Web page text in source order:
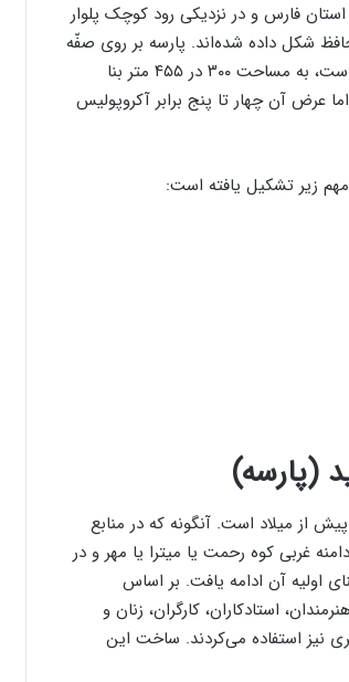
شرقی شیراز در استان فارس و در نزدیکی رود کوچک پلوار
شکل داده شده‌اند. پارسه بر روی صفّه
یا سکوی سنگی که ارتفاع آن بین ۸ تا ۱۸ متر بالاتر از سطح جلگهٔ مردوشت است، به مساحت ۳۰۰ در ۴۵۵ متر بنا
عرض آن چهار تا پنج برابر آکروپولیس
قدیمی‌ترین بخش پارسه بر پایهٔ یافته‌های باستان‌شناسی مربوط به سال ۵۱۵ پیش از میلاد است. آنگونه که در منابع
ساخت پارسه در حدود ۲۵ قرن پیش در دامنه غربی کوه رحمت یا میترا یا مهر و در
اولیه آن ادامه یافت. بر اساس
استادکاران، کارگران، زنان و
نیز استفاده می‌کردند. ساخت این